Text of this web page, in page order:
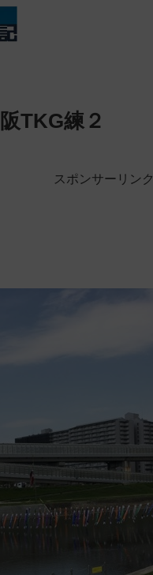
TKG練２
スポンサーリンク